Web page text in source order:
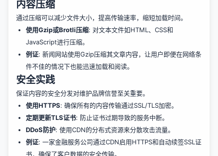
内容压缩
通过压缩可以减少文件大小，提高传输速率，缩短加载时间。
使用Gzip或Brotli压缩: 对文本文件如HTML、CSS和
JavaScript进行压缩。
例证: 新闻网站使用Gzip压缩其文章内容，让用户即便在网络条
件不佳的情况下也能迅速加载和阅读。
安全实践
保证内容的安全分发对维护品牌信誉至关重要。
使用HTTPS: 确保所有的内容传输通过SSL/TLS加密。
定期更新TLS证书: 防止证书过期导致的服务中断。
DDoS防护: 使用CDN的分布式资源来分散攻击流量。
例证: 一家金融服务公司通过CDN启用HTTPS和自动续签SSL证
书，确保了客户数据的安全传输。